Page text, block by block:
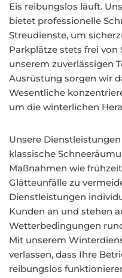
Eis reibungslos läuft.
bietet professionelle
Streudienste, um
Parkplätze stets frei von
unserem zuverlässigen
Ausrüstung sorgen wir
Wesentliche
um die winterlichen
Unsere
klassische
Maßnahmen wie
Glätteunfälle zu
Dienstleistungen
Kunden an und stehen
Wetterbedingungen
Mit unserem
verlassen, dass Ihre
reibungslos